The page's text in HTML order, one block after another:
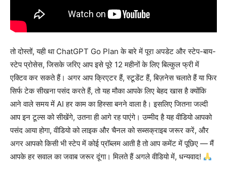
तो दोस्तों, यही था ChatGPT Go Plan के बारे में पूरा अपडेट और स्टेप-बाय-
स्टेप प्रोसेस, जिसके जरिए आप इसे पूरे 12 महीनों के लिए बिल्कुल फ्री में
एक्टिव कर सकते हैं। अगर आप क्रिएटर हैं, स्टूडेंट हैं, बिज़नेस चलाते हैं या फिर
सिर्फ टेक सीखना पसंद करते हैं, तो यह मौका आपके लिए बेहद खास है क्योंकि
आने वाले समय में AI हर काम का हिस्सा बनने वाला है। इसलिए जितना जल्दी
आप इन टूल्स को सीखेंगे, उतना ही आगे रह पाएंगे। उम्मीद है यह वीडियो आपको
पसंद आया होगा, वीडियो को लाइक और चैनल को सब्सक्राइब जरूर करें, और
अगर आपको किसी भी स्टेप में कोई प्रॉब्लम आती है तो आप कमेंट में पूछिए — मैं
आपके हर सवाल का जवाब जरूर दूंगा। मिलते हैं अगले वीडियो में, धन्यवाद!